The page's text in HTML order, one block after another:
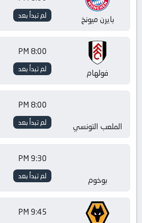
بايرن ميونخ لم تبدأ بعد
فولهام
8:00 PM
لم تبدأ بعد
الملعب التونسي
8:00 PM
لم تبدأ بعد
بوخوم
9:30 PM
لم تبدأ بعد
9:45 PM